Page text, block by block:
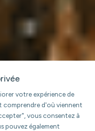
votre expérience de
comprendre d'où viennent
vous consentez à
pouvez également